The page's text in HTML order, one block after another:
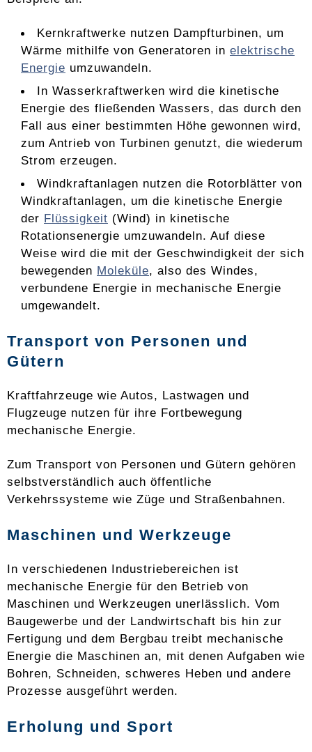
Kernkraftwerke nutzen Dampfturbinen, um
Wärme mithilfe von Generatoren in elektrische
Energie umzuwandeln.
In Wasserkraftwerken wird die kinetische
Energie des fließenden Wassers, das durch den
Fall aus einer bestimmten Höhe gewonnen wird,
zum Antrieb von Turbinen genutzt, die wiederum
Strom erzeugen.
Windkraftanlagen nutzen die Rotorblätter von
Windkraftanlagen, um die kinetische Energie
der Flüssigkeit (Wind) in kinetische
Rotationsenergie umzuwandeln. Auf diese
Weise wird die mit der Geschwindigkeit der sich
bewegenden Moleküle, also des Windes,
verbundene Energie in mechanische Energie
umgewandelt.
Transport von Personen und
Gütern
Kraftfahrzeuge wie Autos, Lastwagen und
Flugzeuge nutzen für ihre Fortbewegung
mechanische Energie.
Zum Transport von Personen und Gütern gehören
selbstverständlich auch öffentliche
Verkehrssysteme wie Züge und Straßenbahnen.
Maschinen und Werkzeuge
In verschiedenen Industriebereichen ist
mechanische Energie für den Betrieb von
Maschinen und Werkzeugen unerlässlich. Vom
Baugewerbe und der Landwirtschaft bis hin zur
Fertigung und dem Bergbau treibt mechanische
Energie die Maschinen an, mit denen Aufgaben wie
Bohren, Schneiden, schweres Heben und andere
Prozesse ausgeführt werden.
Erholung und Sport